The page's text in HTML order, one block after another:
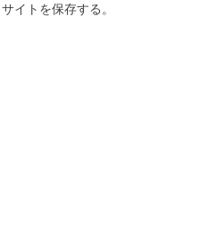
イトを保存する。